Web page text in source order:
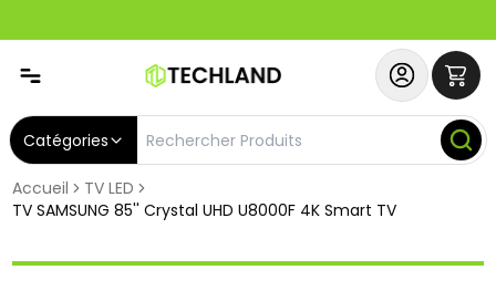
Catégories
Accueil
TV LED
TV SAMSUNG 85'' Crystal UHD U8000F 4K Smart TV